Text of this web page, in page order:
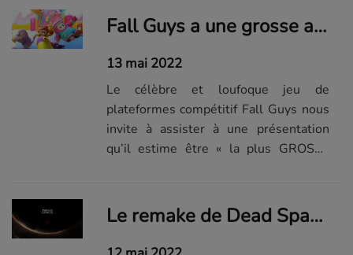
Fall Guys a une grosse annonce à nous faire
13 mai 2022
Le célèbre et loufoque jeu de
plateformes compétitif Fall Guys nous
invite à assister à une présentation
qu’il estime être « la plus GROSSE
Le remake de Dead Space décollera pour l'espace en janvier